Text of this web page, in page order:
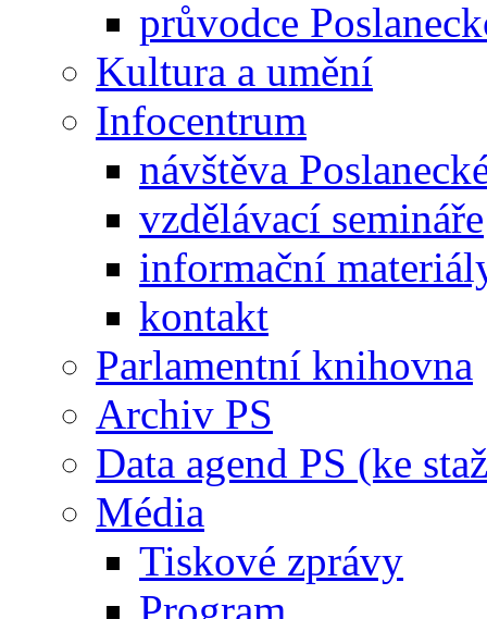
průvodce
Kultura a umění
Infocentrum
návštěva
vzdělávací semináře
informační
kontakt
Parlamentní knihovna
Archiv PS
Data agend PS (ke
Média
Tiskové zprávy